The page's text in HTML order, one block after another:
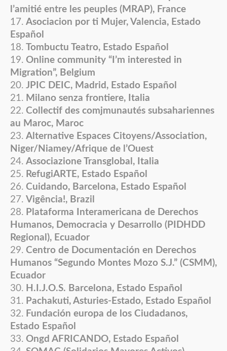
l’amitié entre les peuples (MRAP), France
Asociacion por ti Mujer, Valencia, Estado
Español
Tombuctu Teatro, Estado Español
Online community “I’m interested in
Migration”, Belgium
JPIC DEIC, Madrid, Estado Español
Milano senza frontiere, Italia
Collectif des comjmunautés subsahariennes
au Maroc, Maroc
Alternative Espaces Citoyens/Association,
Niger/Niamey/Afrique de l’Ouest
Associazione Transglobal, Italia
RefugiARTE, Estado Español
Cuidando, Barcelona, Estado Español
Vigência!, Brazil
Plataforma Interamericana de Derechos
Humanos, Democracia y Desarrollo (PIDHDD
Regional), Ecuador
Centro de Documentación en Derechos
Humanos “Segundo Montes Mozo S.J.” (CSMM),
Ecuador
H.I.J.O.S. Barcelona, Estado Español
Pachakuti, Asturies-Estado, Estado Español
Fundación europa de los Ciudadanos,
Estado Español
Ongd AFRICANDO, Estado Español